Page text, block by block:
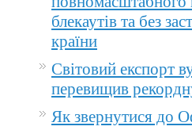
блекаутів та без
країни
Світовий експорт
перевищив
Як звернутися до